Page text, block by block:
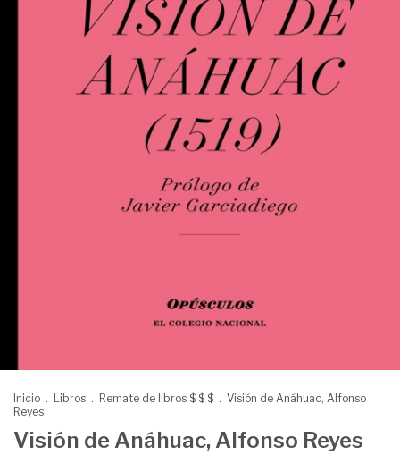
Inicio . Libros . Remate de libros $ $ $ . Visión de Anáhuac, Alfonso
Reyes
Visión de Anáhuac, Alfonso Reyes